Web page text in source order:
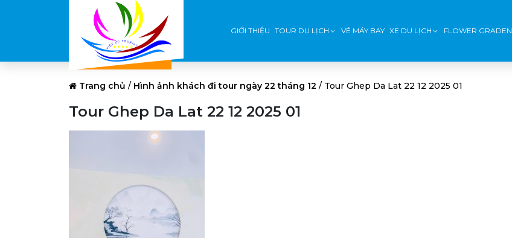
GIỚI THIỆU TOUR DU LỊCH VÉ MÁY BAY XE DU LỊCH FLOWER GRADEN
Trang chủ / Hình ảnh khách đi tour ngày 22 tháng 12 / Tour Ghep Da Lat 22 12 2025 01
Tour Ghep Da Lat 22 12 2025 01